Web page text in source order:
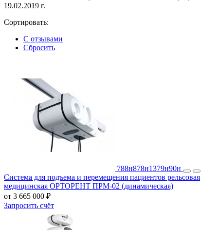
19.02.2019 г.
Сортировать:
С отзывами
Сбросить
788н878н1379н90н
Система для подъема и перемещения пациентов рельсовая
медицинская ОРТОРЕНТ ПРМ-02 (динамическая)
от 3 665 000 ₽
Запросить счёт